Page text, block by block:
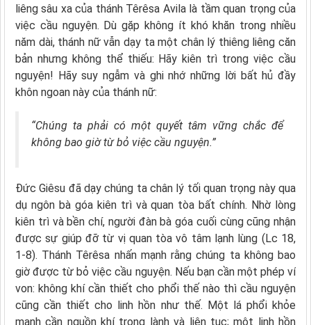
liêng sâu xa của thánh Têrêsa Avila là tầm quan trọng của
việc cầu nguyện. Dù gặp không ít khó khăn trong nhiều
năm dài, thánh nữ vẫn dạy ta một chân lý thiêng liêng căn
bản nhưng không thể thiếu: Hãy kiên trì trong việc cầu
nguyện! Hãy suy ngẫm và ghi nhớ những lời bất hủ đầy
khôn ngoan này của thánh nữ:
“Chúng ta phải có một quyết tâm vững chắc để
không bao giờ từ bỏ việc cầu nguyện.”
Đức Giêsu đã dạy chúng ta chân lý tối quan trọng này qua
dụ ngôn bà góa kiên trì và quan tòa bất chính. Nhờ lòng
kiên trì và bền chí, người đàn bà góa cuối cùng cũng nhận
được sự giúp đỡ từ vị quan tòa vô tâm lạnh lùng (Lc 18,
1-8). Thánh Têrêsa nhấn mạnh rằng chúng ta không bao
giờ được từ bỏ việc cầu nguyện. Nếu bạn cần một phép ví
von: không khí cần thiết cho phổi thế nào thì cầu nguyện
cũng cần thiết cho linh hồn như thế. Một lá phổi khỏe
mạnh cần nguồn khí trong lành và liên tục; một linh hồn